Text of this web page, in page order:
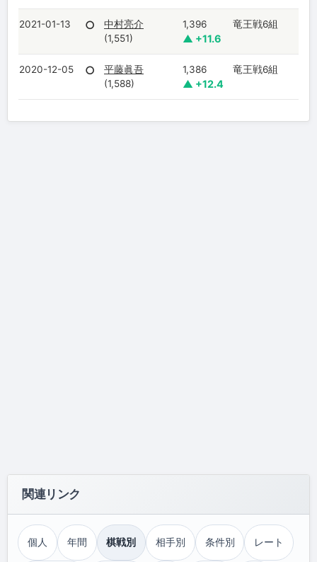
2021-01-13 ○
中村亮介
(1,551)
1,396
▲ +11.6
竜王戦6組
2020-12-05 ○
平藤眞吾
(1,588)
1,386
▲ +12.4
竜王戦6組
関連リンク
個人 年間 棋戦別 相手別 条件別 レート